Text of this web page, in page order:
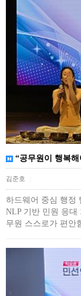
“공무원이 행복
김준호
하드웨어 중심 행정
NLP 기반 민원 응
무원 스스로가 편